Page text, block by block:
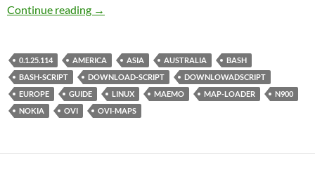
Continue reading Nokia Ovi-Maps 3.0 0.1.25.114 direct
→
0.1.25.114 AMERICA ASIA AUSTRALIA
BASH
BASH-SCRIPT
DOWNLOAD-SCRIPT
DOWNLOWADSCRIPT
EUROPE
GUIDE LINUX MAEMO MAP-LOADER
N900
NOKIA
OVI OVI-MAPS